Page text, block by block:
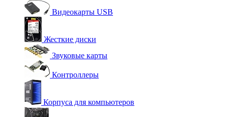
Видеокарты USB
Жесткие диски
Звуковые карты
Контроллеры
Корпуса для компьютеров